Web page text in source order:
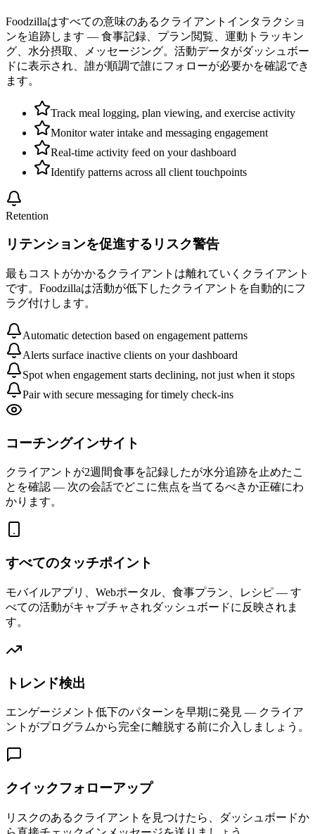
Foodzillaはすべての意味のあるクライアントインタラクショ
ンを追跡します — 食事記録、プラン閲覧、運動トラッキン
グ、水分摂取、メッセージング。活動データがダッシュボー
ドに表示され、誰が順調で誰にフォローが必要かを確認でき
ます。
Track meal logging, plan viewing, and exercise activity
Monitor water intake and messaging engagement
Real-time activity feed on your dashboard
Identify patterns across all client touchpoints
Retention
リテンションを促進するリスク警告
最もコストがかかるクライアントは離れていくクライアント
です。Foodzillaは活動が低下したクライアントを自動的にフ
ラグ付けします。
Automatic detection based on engagement patterns
Alerts surface inactive clients on your dashboard
Spot when engagement starts declining, not just when it stops
Pair with secure messaging for timely check-ins
コーチングインサイト
クライアントが2週間食事を記録したが水分追跡を止めたこ
とを確認 — 次の会話でどこに焦点を当てるべきか正確にわ
かります。
すべてのタッチポイント
モバイルアプリ、Webポータル、食事プラン、レシピ — す
べての活動がキャプチャされダッシュボードに反映されま
す。
トレンド検出
エンゲージメント低下のパターンを早期に発見 — クライア
ントがプログラムから完全に離脱する前に介入しましょう。
クイックフォローアップ
リスクのあるクライアントを見つけたら、ダッシュボードか